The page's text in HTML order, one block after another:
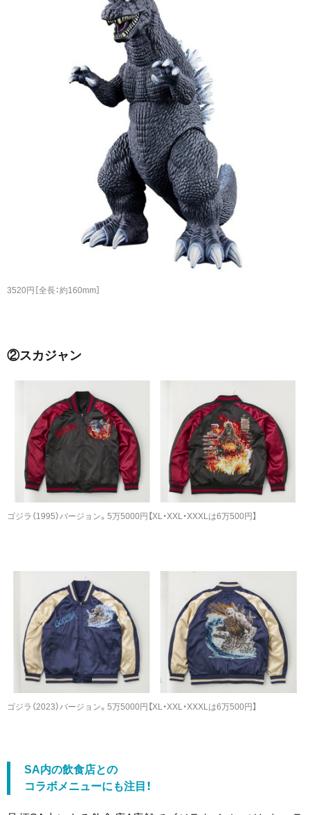
3520円［全長：約160mm］
②スカジャン
ゴジラ（1995）バージョン。5万5000円【XL・XXL・XXXLは6万500円】
ゴジラ（2023）バージョン。5万5000円【XL・XXL・XXXLは6万500円】
SA内の飲食店との
コラボメニューにも注目！